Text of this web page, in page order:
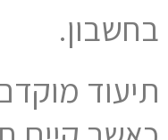
בחשבון.
תיעוד